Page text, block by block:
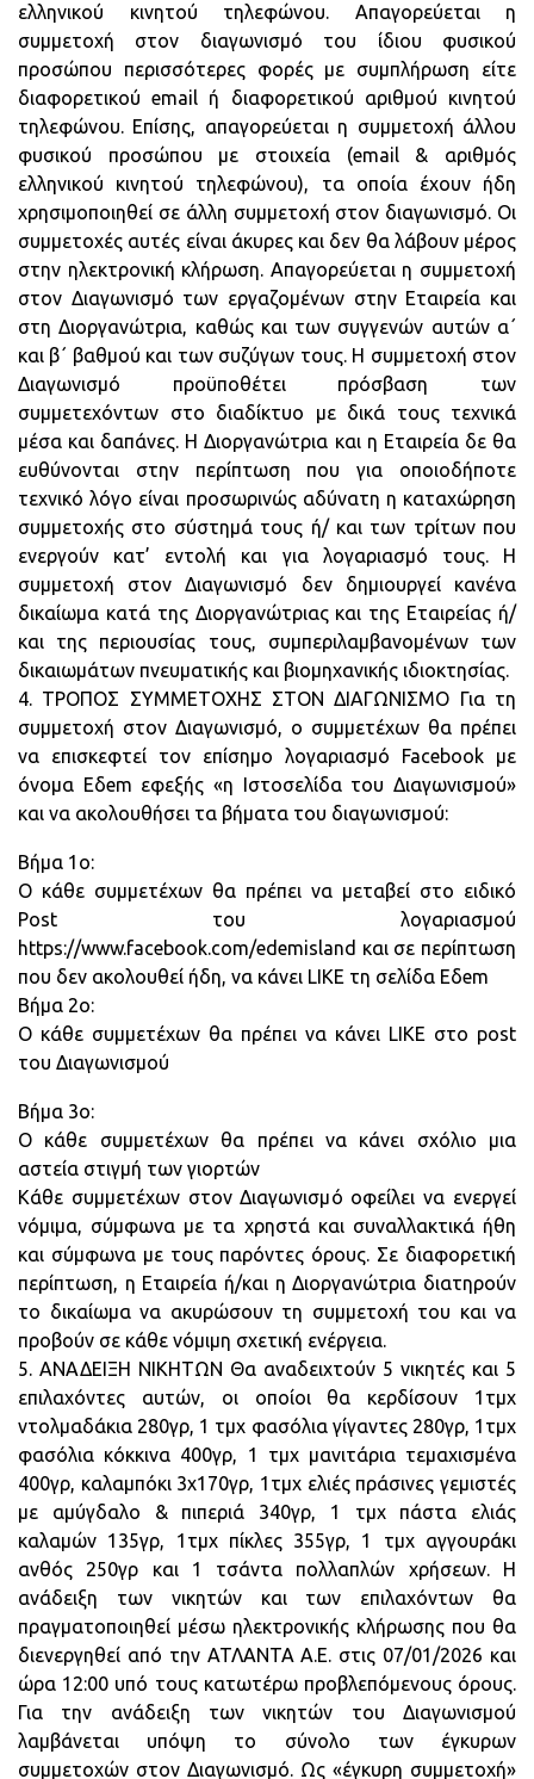
ελληνικού κινητού τηλεφώνου. Απαγορεύεται η
συμμετοχή στον διαγωνισμό του ίδιου φυσικού
προσώπου περισσότερες φορές με συμπλήρωση είτε
διαφορετικού email ή διαφορετικού αριθμού κινητού
τηλεφώνου. Επίσης, απαγορεύεται η συμμετοχή άλλου
φυσικού προσώπου με στοιχεία (email & αριθμός
ελληνικού κινητού τηλεφώνου), τα οποία έχουν ήδη
χρησιμοποιηθεί σε άλλη συμμετοχή στον διαγωνισμό. Οι
συμμετοχές αυτές είναι άκυρες και δεν θα λάβουν μέρος
στην ηλεκτρονική κλήρωση. Απαγορεύεται η συμμετοχή
στον Διαγωνισμό των εργαζομένων στην Εταιρεία και
στη Διοργανώτρια, καθώς και των συγγενών αυτών α΄
και β΄ βαθμού και των συζύγων τους. Η συμμετοχή στον
Διαγωνισμό προϋποθέτει πρόσβαση των
συμμετεχόντων στο διαδίκτυο με δικά τους τεχνικά
μέσα και δαπάνες. Η Διοργανώτρια και η Εταιρεία δε θα
ευθύνονται στην περίπτωση που για οποιοδήποτε
τεχνικό λόγο είναι προσωρινώς αδύνατη η καταχώρηση
συμμετοχής στο σύστημά τους ή/ και των τρίτων που
ενεργούν κατ’ εντολή και για λογαριασμό τους. Η
συμμετοχή στον Διαγωνισμό δεν δημιουργεί κανένα
δικαίωμα κατά της Διοργανώτριας και της Εταιρείας ή/
και της περιουσίας τους, συμπεριλαμβανομένων των
δικαιωμάτων πνευματικής και βιομηχανικής ιδιοκτησίας.
4. ΤΡΟΠΟΣ ΣΥΜΜΕΤΟΧΗΣ ΣΤΟΝ ΔΙΑΓΩΝΙΣΜΟ Για τη
συμμετοχή στον Διαγωνισμό, ο συμμετέχων θα πρέπει
να επισκεφτεί τον επίσημο λογαριασμό Facebook με
όνομα Εδem εφεξής «η Ιστοσελίδα του Διαγωνισμού»
και να ακολουθήσει τα βήματα του διαγωνισμού:
Βήμα 1ο:
Ο κάθε συμμετέχων θα πρέπει να μεταβεί στο ειδικό
Post του λογαριασμού
https://www.facebook.com/edemisland και σε περίπτωση
που δεν ακολουθεί ήδη, να κάνει LIKE τη σελίδα Εδem
Βήμα 2o:
Ο κάθε συμμετέχων θα πρέπει να κάνει LIKE στο post
του Διαγωνισμού
Βήμα 3o:
Ο κάθε συμμετέχων θα πρέπει να κάνει σχόλιο μια
αστεία στιγμή των γιορτών
Κάθε συμμετέχων στον Διαγωνισμό οφείλει να ενεργεί
νόμιμα, σύμφωνα με τα χρηστά και συναλλακτικά ήθη
και σύμφωνα με τους παρόντες όρους. Σε διαφορετική
περίπτωση, η Εταιρεία ή/και η Διοργανώτρια διατηρούν
το δικαίωμα να ακυρώσουν τη συμμετοχή του και να
προβούν σε κάθε νόμιμη σχετική ενέργεια.
5. ΑΝΑΔΕΙΞΗ ΝΙΚΗΤΩΝ Θα αναδειχτούν 5 νικητές και 5
επιλαχόντες αυτών, οι οποίοι θα κερδίσουν 1τμχ
ντολμαδάκια 280γρ, 1 τμχ φασόλια γίγαντες 280γρ, 1τμχ
φασόλια κόκκινα 400γρ, 1 τμχ μανιτάρια τεμαχισμένα
400γρ, καλαμπόκι 3χ170γρ, 1τμχ ελιές πράσινες γεμιστές
με αμύγδαλο & πιπεριά 340γρ, 1 τμχ πάστα ελιάς
καλαμών 135γρ, 1τμχ πίκλες 355γρ, 1 τμχ αγγουράκι
ανθός 250γρ και 1 τσάντα πολλαπλών χρήσεων. Η
ανάδειξη των νικητών και των επιλαχόντων θα
πραγματοποιηθεί μέσω ηλεκτρονικής κλήρωσης που θα
διενεργηθεί από την ΑΤΛΑΝΤΑ Α.Ε. στις 07/01/2026 και
ώρα 12:00 υπό τους κατωτέρω προβλεπόμενους όρους.
Για την ανάδειξη των νικητών του Διαγωνισμού
λαμβάνεται υπόψη το σύνολο των έγκυρων
συμμετοχών στον Διαγωνισμό. Ως «έγκυρη συμμετοχή»